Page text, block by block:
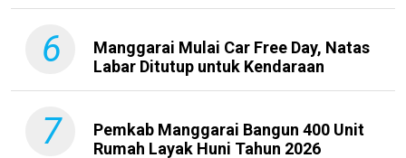
6
Manggarai Mulai Car Free Day, Natas
Labar Ditutup untuk Kendaraan
7
Pemkab Manggarai Bangun 400 Unit
Rumah Layak Huni Tahun 2026